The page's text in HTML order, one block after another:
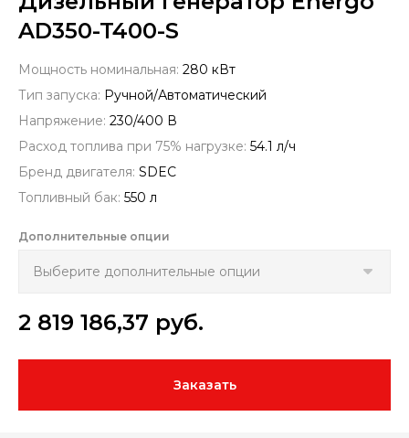
AD350-T400-S
Мощность номинальная: 280 кВт
Тип запуска: Ручной/Автоматический
Напряжение: 230/400 В
Расход топлива при 75% нагрузке: 54.1 л/ч
Бренд двигателя: SDEC
Топливный бак: 550 л
Дополнительные опции
2 819 186,37 руб.
Заказать